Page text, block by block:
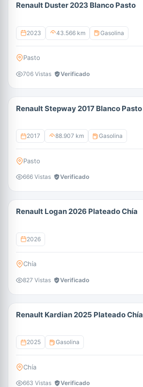
Renault Duster 2023 Blanco Pasto
2023 43.566 km Gasolina
Pasto
706 Vistas Verificado
Renault Stepway 2017 Blanco Pasto
2017 88.907 km Gasolina
Pasto
666 Vistas Verificado
Renault Logan 2026 Plateado Chía
2026
Chía
827 Vistas Verificado
Renault Kardian 2025 Plateado Chía
2025 Gasolina
Chía
663 Vistas Verificado